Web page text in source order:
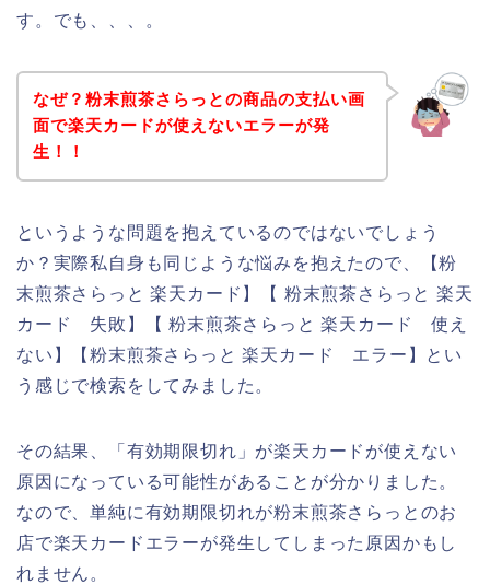
す。でも、、、。
なぜ？粉末煎茶さらっとの商品の支払い画
面で楽天カードが使えないエラーが発
生！！
というような問題を抱えているのではないでしょう
か？実際私自身も同じような悩みを抱えたので、【粉
末煎茶さらっと 楽天カード】【 粉末煎茶さらっと 楽天
カード 失敗】【 粉末煎茶さらっと 楽天カード 使え
ない】【粉末煎茶さらっと 楽天カード エラー】とい
う感じで検索をしてみました。
その結果、「有効期限切れ」が楽天カードが使えない
原因になっている可能性があることが分かりました。
なので、単純に有効期限切れが粉末煎茶さらっとのお
店で楽天カードエラーが発生してしまった原因かもし
れません。